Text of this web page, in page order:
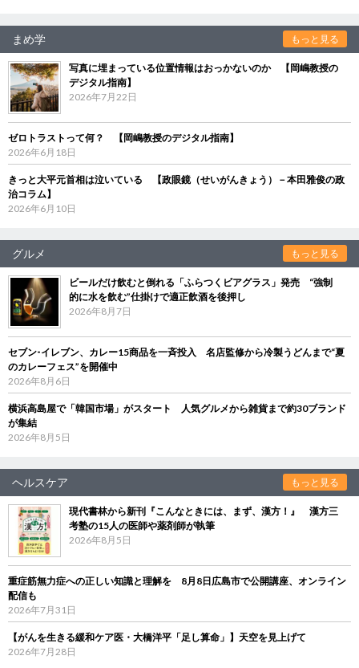
まめ学 もっと見る
写真に埋まっている位置情報はおっかないのか 【岡嶋教授の
デジタル指南】
2026年7月22日
ゼロトラストって何？ 【岡嶋教授のデジタル指南】
2026年6月18日
きっと大平元首相は泣いている 【政眼鏡（せいがんきょう）－本田雅俊の政
治コラム】
2026年6月10日
グルメ もっと見る
ビールだけ飲むと倒れる「ふらつくビアグラス」発売 “強制
的に水を飲む”仕掛けで適正飲酒を後押し
2026年8月7日
セブン‐イレブン、カレー15商品を一斉投入 名店監修から冷製うどんまで“夏
のカレーフェス”を開催中
2026年8月6日
横浜高島屋で「韓国市場」がスタート 人気グルメから雑貨まで約30ブランド
が集結
2026年8月5日
ヘルスケア もっと見る
現代書林から新刊『こんなときには、まず、漢方！』 漢方三
考塾の15人の医師や薬剤師が執筆
2026年8月5日
重症筋無力症への正しい知識と理解を 8月8日広島市で公開講座、オンライン
配信も
2026年7月31日
【がんを生きる緩和ケア医・大橋洋平「足し算命」】天空を見上げて
2026年7月28日